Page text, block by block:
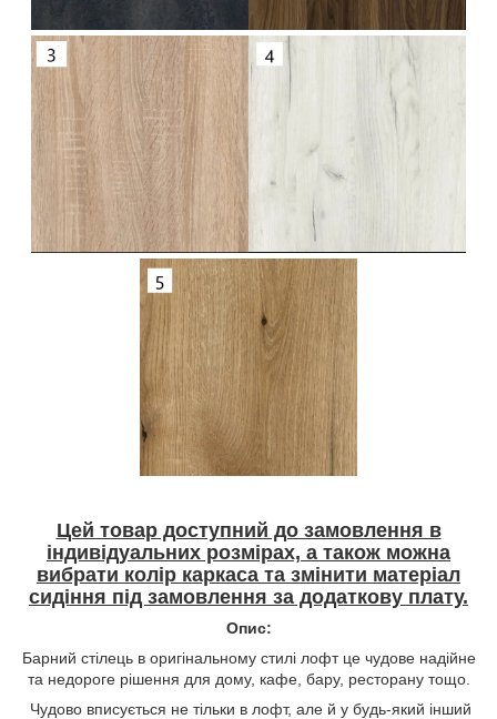
Цей товар доступний до замовлення в
індивідуальних розмірах, а також можна
вибрати колір каркаса та змінити матеріал
сидіння під замовлення за додаткову плату.
Опис:
Барний стілець в оригінальному стилі лофт це чудове надійне
та недороге рішення для дому, кафе, бару, ресторану тощо.
Чудово вписується не тільки в лофт, але й у будь-який інший